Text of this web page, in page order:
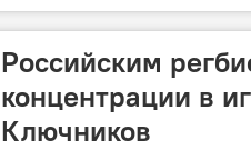
Российским
концентрации в
Ключников